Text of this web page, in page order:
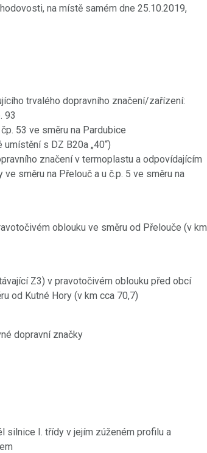
na místě samém dne 25.10.2019,
trvalého dopravního značení/zařízení:
93
53 ve směru na Pardubice
s DZ B20a „40“)
značení v termoplastu a odpovídajícím
směru na Přelouč a u č.p. 5 ve směru na
oblouku ve směru od Přelouče (v km
Z3) v pravotočivém oblouku před obcí
od Kutné Hory (v km cca 70,7)
dopravní značky
silnice I. třídy v jejím zúženém profilu a